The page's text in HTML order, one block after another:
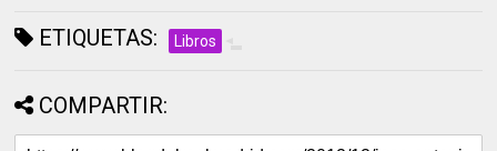
ETIQUETAS: Libros
COMPARTIR: